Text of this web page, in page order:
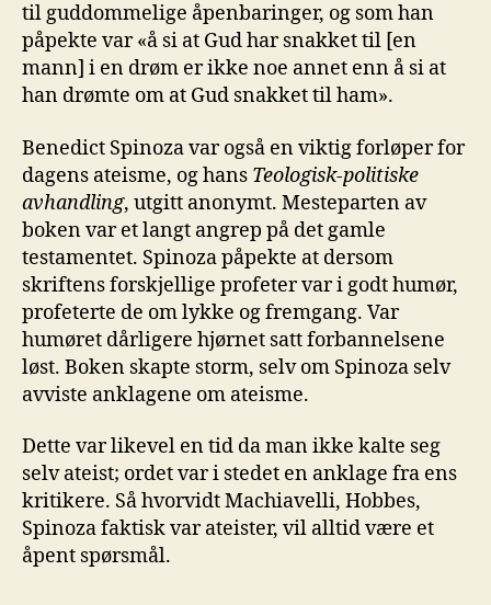
til guddommelige åpenbaringer, og som han
påpekte var «å si at Gud har snakket til [en
mann] i en drøm er ikke noe annet enn å si at
han drømte om at Gud snakket til ham».
Benedict Spinoza var også en viktig forløper for
dagens ateisme, og hans Teologisk-politiske
avhandling, utgitt anonymt. Mesteparten av
boken var et langt angrep på det gamle
testamentet. Spinoza påpekte at dersom
skriftens forskjellige profeter var i godt humør,
profeterte de om lykke og fremgang. Var
humøret dårligere hjørnet satt forbannelsene
løst. Boken skapte storm, selv om Spinoza selv
avviste anklagene om ateisme.
Dette var likevel en tid da man ikke kalte seg
selv ateist; ordet var i stedet en anklage fra ens
kritikere. Så hvorvidt Machiavelli, Hobbes,
Spinoza faktisk var ateister, vil alltid være et
åpent spørsmål.